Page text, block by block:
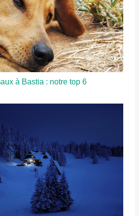
à Bastia : notre top 6